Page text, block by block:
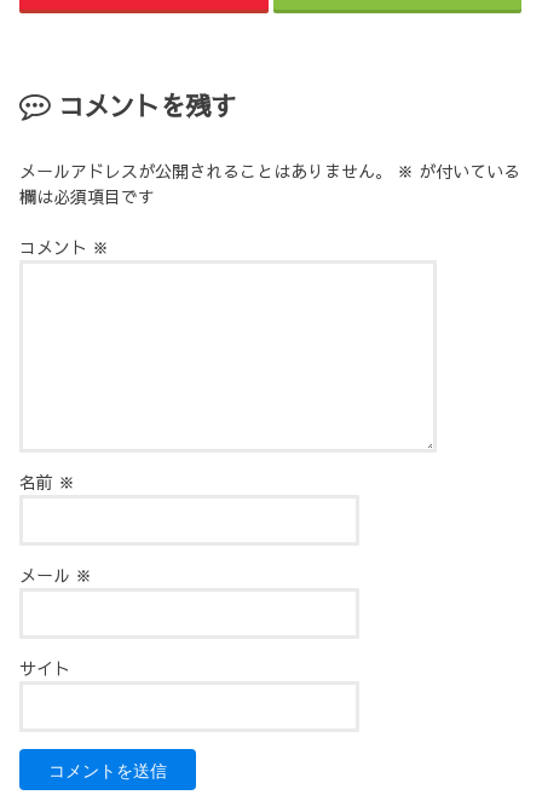
コメントを残す
メールアドレスが公開されることはありません。 ※ が付いている
欄は必須項目です
コメント ※
名前 ※
メール ※
サイト